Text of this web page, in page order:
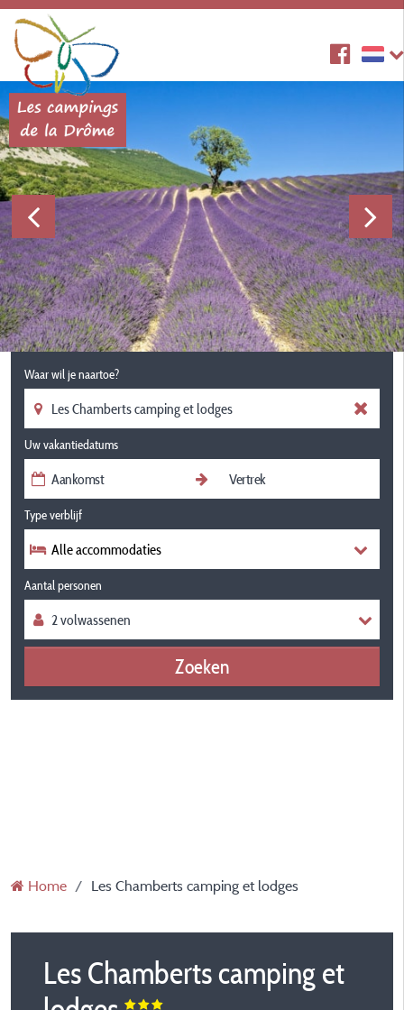
Waar wil je naartoe?
Uw vakantiedatums
Type verblijf
Alle accommodaties
Aantal personen
Zoeken
Home Les Chamberts camping et lodges
Les Chamberts camping et